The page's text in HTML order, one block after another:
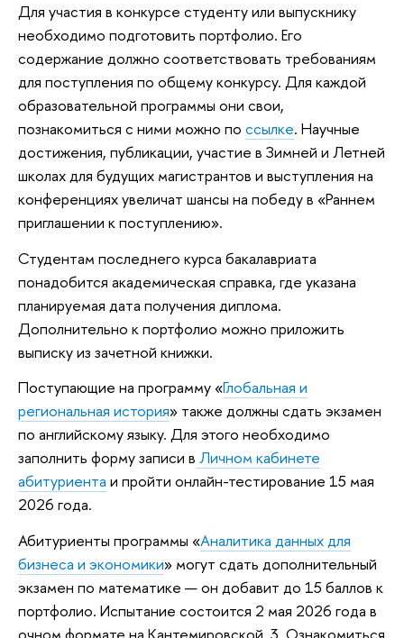
Для участия в конкурсе студенту или выпускнику
необходимо подготовить портфолио. Его
содержание должно соответствовать требованиям
для поступления по общему конкурсу. Для каждой
образовательной программы они свои,
познакомиться с ними можно по ссылке. Научные
достижения, публикации, участие в Зимней и Летней
школах для будущих магистрантов и выступления на
конференциях увеличат шансы на победу в «Раннем
приглашении к поступлению».
Студентам последнего курса бакалавриата
понадобится академическая справка, где указана
планируемая дата получения диплома.
Дополнительно к портфолио можно приложить
выписку из зачетной книжки.
Поступающие на программу «Глобальная и
региональная история» также должны сдать экзамен
по английскому языку. Для этого необходимо
заполнить форму записи в Личном кабинете
абитуриента и пройти онлайн-тестирование 15 мая
2026 года.
Абитуриенты программы «Аналитика данных для
бизнеса и экономики» могут сдать дополнительный
экзамен по математике — он добавит до 15 баллов к
портфолио. Испытание состоится 2 мая 2026 года в
очном формате на Кантемировской, 3. Ознакомиться